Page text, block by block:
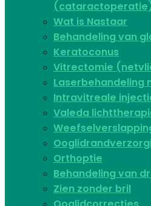
Wat is Nastaar
Behandeling van
Keratoconus​
Vitrectomie
Laserbehandeling
Intravitreale
Valeda
Orthoptie
Behandeling van
Zien zonder bril